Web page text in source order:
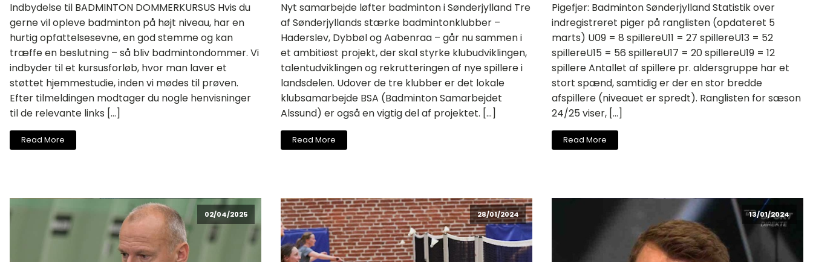
Indbydelse til BADMINTON DOMMERKURSUS Hvis du
gerne vil opleve badminton på højt niveau, har en
hurtig opfattelsesevne, en god stemme og kan
træffe en beslutning – så bliv badmintondommer. Vi
indbyder til et kursusforløb, hvor man laver et
støttet hjemmestudie, inden vi mødes til prøven.
Efter tilmeldingen modtager du nogle henvisninger
til de relevante links […]
Read More
Nyt samarbejde løfter badminton i Sønderjylland Tre
af Sønderjyllands stærke badmintonklubber –
Haderslev, Dybbøl og Aabenraa – går nu sammen i
et ambitiøst projekt, der skal styrke klubudviklingen,
talentudviklingen og rekrutteringen af nye spillere i
landsdelen. Udover de tre klubber er det lokale
klubsamarbejde BSA (Badminton Samarbejdet
Alssund) er også en vigtig del af projektet. […]
Read More
Pigefjer: Badminton Sønderjylland Statistik over
indregistreret piger på ranglisten (opdateret 5
marts) U09 = 8 spillereU11 = 27 spillereU13 = 52
spillereU15 = 56 spillereU17 = 20 spillereU19 = 12
spillere Antallet af spillere pr. aldersgruppe har et
stort spænd, samtidig er der en stor bredde
afspillere (niveauet er spredt). Ranglisten for sæson
24/25 viser, […]
Read More
02/04/2025 28/01/2024 13/01/2024